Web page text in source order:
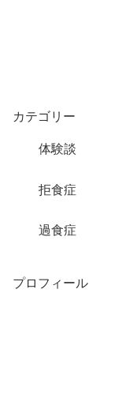
カテゴリー
体験談
拒食症
過食症
プロフィール